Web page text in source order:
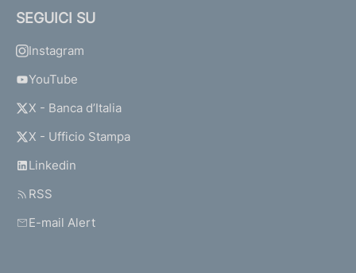
SEGUICI SU
Instagram
YouTube
X - Banca d’Italia
X - Ufficio Stampa
Linkedin
RSS
E-mail Alert